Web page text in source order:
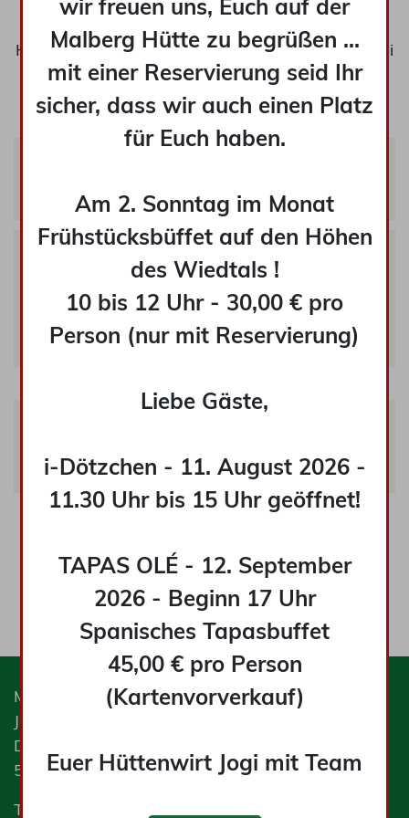
wir freuen uns, Euch auf der
Malberg Hütte zu begrüßen ...
mit einer Reservierung seid Ihr
sicher, dass wir auch einen Platz
für Euch haben.
Am 2. Sonntag im Monat
Frühstücksbüffet auf den Höhen
des Wiedtals !
10 bis 12 Uhr - 30,00 € pro
Person (nur mit Reservierung)
Liebe Gäste,
i-Dötzchen - 11. August 2026 -
11.30 Uhr bis 15 Uhr geöffnet!
TAPAS OLÉ - 12. September
2026 - Beginn 17 Uhr
Spanisches Tapasbuffet
45,00 € pro Person
(Kartenvorverkauf)
Euer Hüttenwirt Jogi mit Team
Da wir allen unseren Gästen ihr persönliches
Hüttenerlebnis bereiten möchten, haben wir zwei
Speisekarten:
für unsere spontanen Gäste
Speisekarte &
Naturgenusskarte
nur mit Tisch-Reservierung, nicht an Sonn-
und Feiertagen
trinken sein?!
selbstverständlich auch eine Speisekarte bereit.
Fragen Sie uns vor Ort nach der Kinderkarte.
Malberg Hütte
Jürgen Hühner
Dorfstraße 10
53547 Hausen / Ortsteil Hähnen
Telefon: